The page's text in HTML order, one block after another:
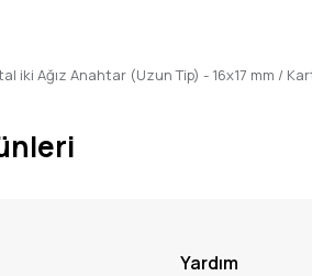
iki Ağız Anahtar (Uzun Tip) - 16x17 mm /
Yardım